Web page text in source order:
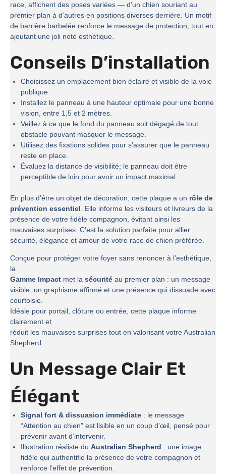
race, affichent des poses variées — d’un chien souriant au
premier plan à d’autres en positions diverses derrière. Un motif
de barrière barbelée renforce le message de protection, tout en
ajoutant une joli note esthétique.
Conseils D’installation
Choisissez un emplacement bien éclairé et visible de la voie
publique.
Installez le panneau à une hauteur optimale pour une bonne
vision, entre 1,5 et 2 mètres.
Veillez à ce que le fond du panneau soit dégagé de tout
obstacle pouvant masquer le message.
Utilisez des fixations solides pour s’assurer que le panneau
reste en place.
Évaluez la distance de visibilité; le panneau doit être
perceptible de loin pour avoir un impact maximal.
En plus d’être un objet de décoration, cette plaque a un rôle de
prévention essentiel. Elle informe les visiteurs et livreurs de la
présence de votre fidèle compagnon, évitant ainsi les
mauvaises surprises. C’est la solution parfaite pour allier
sécurité, élégance et amour de votre race de chien préférée.
Conçue pour protéger votre foyer sans renoncer à l’esthétique,
la
Gamme Impact met la sécurité au premier plan : un message
visible, un graphisme affirmé et une présence qui dissuade avec
courtoisie.
Idéale pour portail, clôture ou entrée, cette plaque informe
clairement et
réduit les mauvaises surprises tout en valorisant votre Australian
Shepherd.
Un Message Clair Et
Élégant
Signal fort & dissuasion immédiate : le message
“Attention au chien” est lisible en un coup d’œil, pensé pour
prévenir avant d’intervenir.
Illustration réaliste du Australian Shepherd : une image
fidèle qui authentifie la présence de votre compagnon et
renforce l’effet de prévention.